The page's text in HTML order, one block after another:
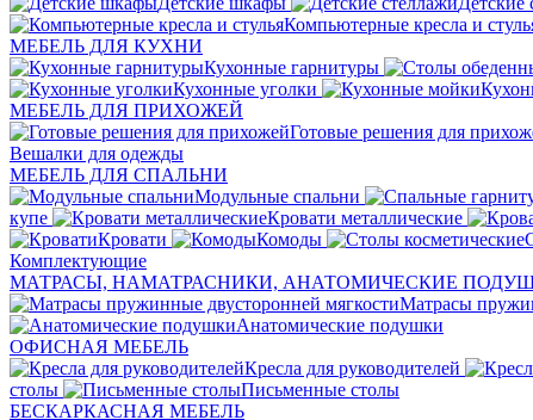
Компьютерные кресла и
МЕБЕЛЬ ДЛЯ КУХНИ
Кухонные гарнитуры
Кухонные уголки
МЕБЕЛЬ ДЛЯ ПРИХОЖЕЙ
Готовые решения для
Вешалки для одежды
МЕБЕЛЬ ДЛЯ СПАЛЬНИ
Модульные спальни
купе
Кровати металлические
Кровати
Комоды
Комплектующие
МАТРАСЫ, НАМАТРАСНИКИ, АНАТОМИЧЕСКИЕ
Матрасы
Анатомические подушки
ОФИСНАЯ МЕБЕЛЬ
Кресла для руководителей
столы
Письменные столы
БЕСКАРКАСНАЯ МЕБЕЛЬ